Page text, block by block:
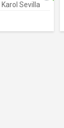
Karol Sevilla